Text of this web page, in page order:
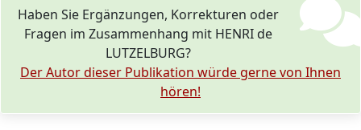
Haben Sie Ergänzungen, Korrekturen oder
Fragen im Zusammenhang mit HENRI de
LUTZELBURG?
Der Autor dieser Publikation würde gerne von Ihnen
hören!